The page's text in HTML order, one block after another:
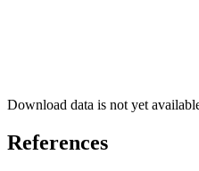
Download data is not yet
References